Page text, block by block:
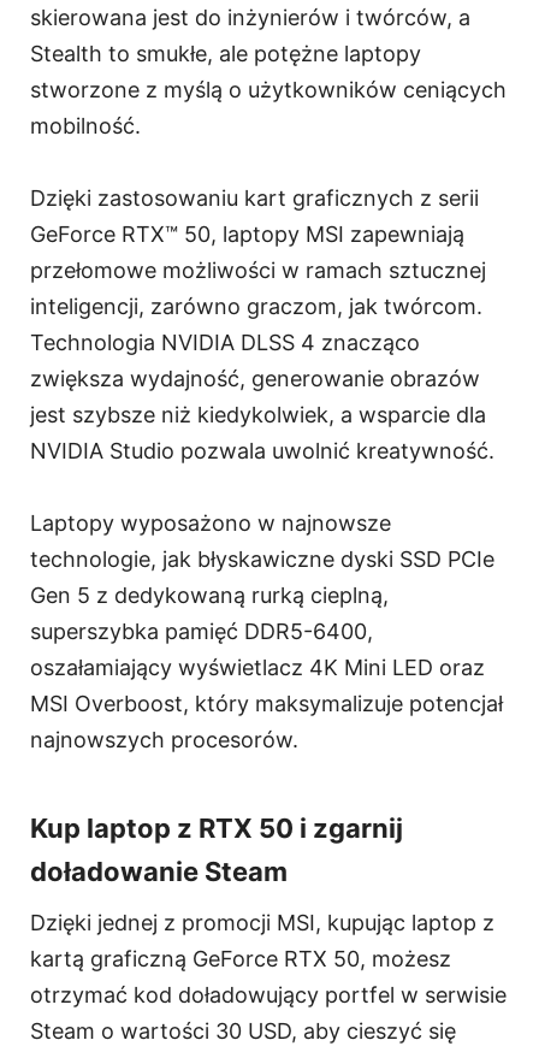
skierowana jest do inżynierów i twórców, a
Stealth to smukłe, ale potężne laptopy
stworzone z myślą o użytkowników ceniących
mobilność.
Dzięki zastosowaniu kart graficznych z serii
GeForce RTX™ 50, laptopy MSI zapewniają
przełomowe możliwości w ramach sztucznej
inteligencji, zarówno graczom, jak twórcom.
Technologia NVIDIA DLSS 4 znacząco
zwiększa wydajność, generowanie obrazów
jest szybsze niż kiedykolwiek, a wsparcie dla
NVIDIA Studio pozwala uwolnić kreatywność.
Laptopy wyposażono w najnowsze
technologie, jak błyskawiczne dyski SSD PCIe
Gen 5 z dedykowaną rurką cieplną,
superszybka pamięć DDR5-6400,
oszałamiający wyświetlacz 4K Mini LED oraz
MSI Overboost, który maksymalizuje potencjał
najnowszych procesorów.
Kup laptop z RTX 50 i zgarnij
doładowanie Steam
Dzięki jednej z promocji MSI, kupując laptop z
kartą graficzną GeForce RTX 50, możesz
otrzymać kod doładowujący portfel w serwisie
Steam o wartości 30 USD, aby cieszyć się